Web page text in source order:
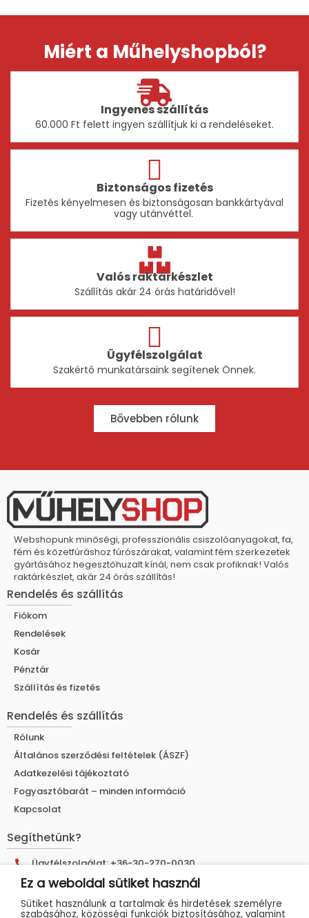
Miért a Műhelyshopból?
Ingyenes szállítás
60.000 Ft felett ingyen szállítjuk ki a rendeléseket.
Biztonságos fizetés
Fizetés kényelmesen és biztonságosan bankkártyával
vagy utánvéttel.
Valós raktárkészlet
Szállítás akár 24 órás határidővel!
Ügyfélszolgálat
Szakértő munkatársaink segítenek Önnek.
Bővebben rólunk
Webshopunk minőségi, professzionális csiszolóanyagokat, fa,
fém és kőzetfúráshoz fúrószárakat, valamint fém szerkezetek
gyártásához hegesztőhuzalt kínál, nem csak profiknak! Valós
raktárkészlet, akár 24 órás szállítás!
Rendelés és szállítás
Fiókom
Rendelések
Kosár
Pénztár
Szállítás és fizetés
Rendelés és szállítás
Rólunk
Általános szerződési feltételek (ÁSZF)
Adatkezelési tájékoztató
Fogyasztóbarát – minden információ
Kapcsolat
Segíthetünk?
Ügyfélszolgálat: +36-30-270-0030
E-mail cím: info@muhelyshop.hu
Címünk: 9025 Győr, Tákó utca 30.
Ez a weboldal sütiket használ
Sütiket használunk a tartalmak és hirdetések személyre
szabásához, közösségi funkciók biztosításához, valamint